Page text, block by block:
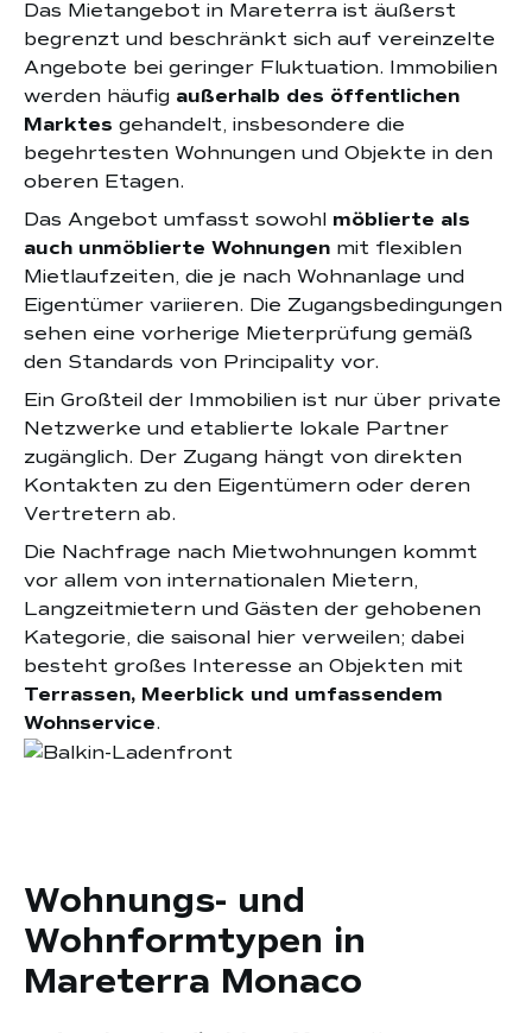
Das Mietangebot in Mareterra ist äußerst
begrenzt und beschränkt sich auf vereinzelte
Angebote bei geringer Fluktuation. Immobilien
werden häufig außerhalb des öffentlichen
Marktes gehandelt, insbesondere die
begehrtesten Wohnungen und Objekte in den
oberen Etagen.
Das Angebot umfasst sowohl möblierte als
auch unmöblierte Wohnungen mit flexiblen
Mietlaufzeiten, die je nach Wohnanlage und
Eigentümer variieren. Die Zugangsbedingungen
sehen eine vorherige Mieterprüfung gemäß
den Standards von Principality vor.
Ein Großteil der Immobilien ist nur über private
Netzwerke und etablierte lokale Partner
zugänglich. Der Zugang hängt von direkten
Kontakten zu den Eigentümern oder deren
Vertretern ab.
Die Nachfrage nach Mietwohnungen kommt
vor allem von internationalen Mietern,
Langzeitmietern und Gästen der gehobenen
Kategorie, die saisonal hier verweilen; dabei
besteht großes Interesse an Objekten mit
Terrassen, Meerblick und umfassendem
Wohnservice.
Wohnungs- und
Wohnformtypen in
Mareterra Monaco